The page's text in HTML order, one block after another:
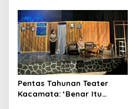
Jalannya
Pentas Tahunan Teater
Kacamata: ‘Benar Itu